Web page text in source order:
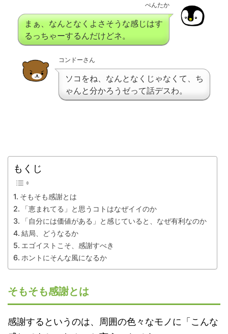
ぺんたか
まぁ、なんとなくよさそうな感じはす
るっちゃーするんだけどネ。
コンドーさん
ソコをね、なんとなくじゃなくて、ち
ゃんと分かろうゼって話デスわ。
もくじ
そもそも感謝とは
「恵まれてる」と思うコトはなぜイイのか
「自分には価値がある」と感じていると、なぜ有利なのか
結局、どうなるか
エゴイストこそ、感謝すべき
ホントにそんな風になるか
そもそも感謝とは
感謝するというのは、周囲の色々なモノに「こんな